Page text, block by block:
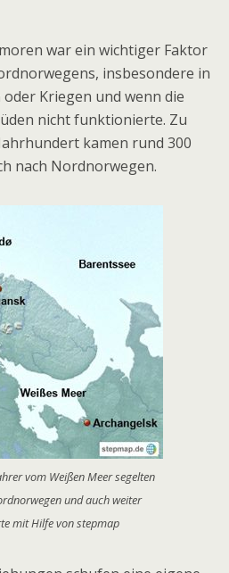
war ein wichtiger Faktor
insbesondere in
Kriegen und wenn die
nicht funktionierte. Zu
kamen rund 300
nach Nordnorwegen.
vom Weißen Meer segelten
und auch weiter
mit Hilfe von stepmap